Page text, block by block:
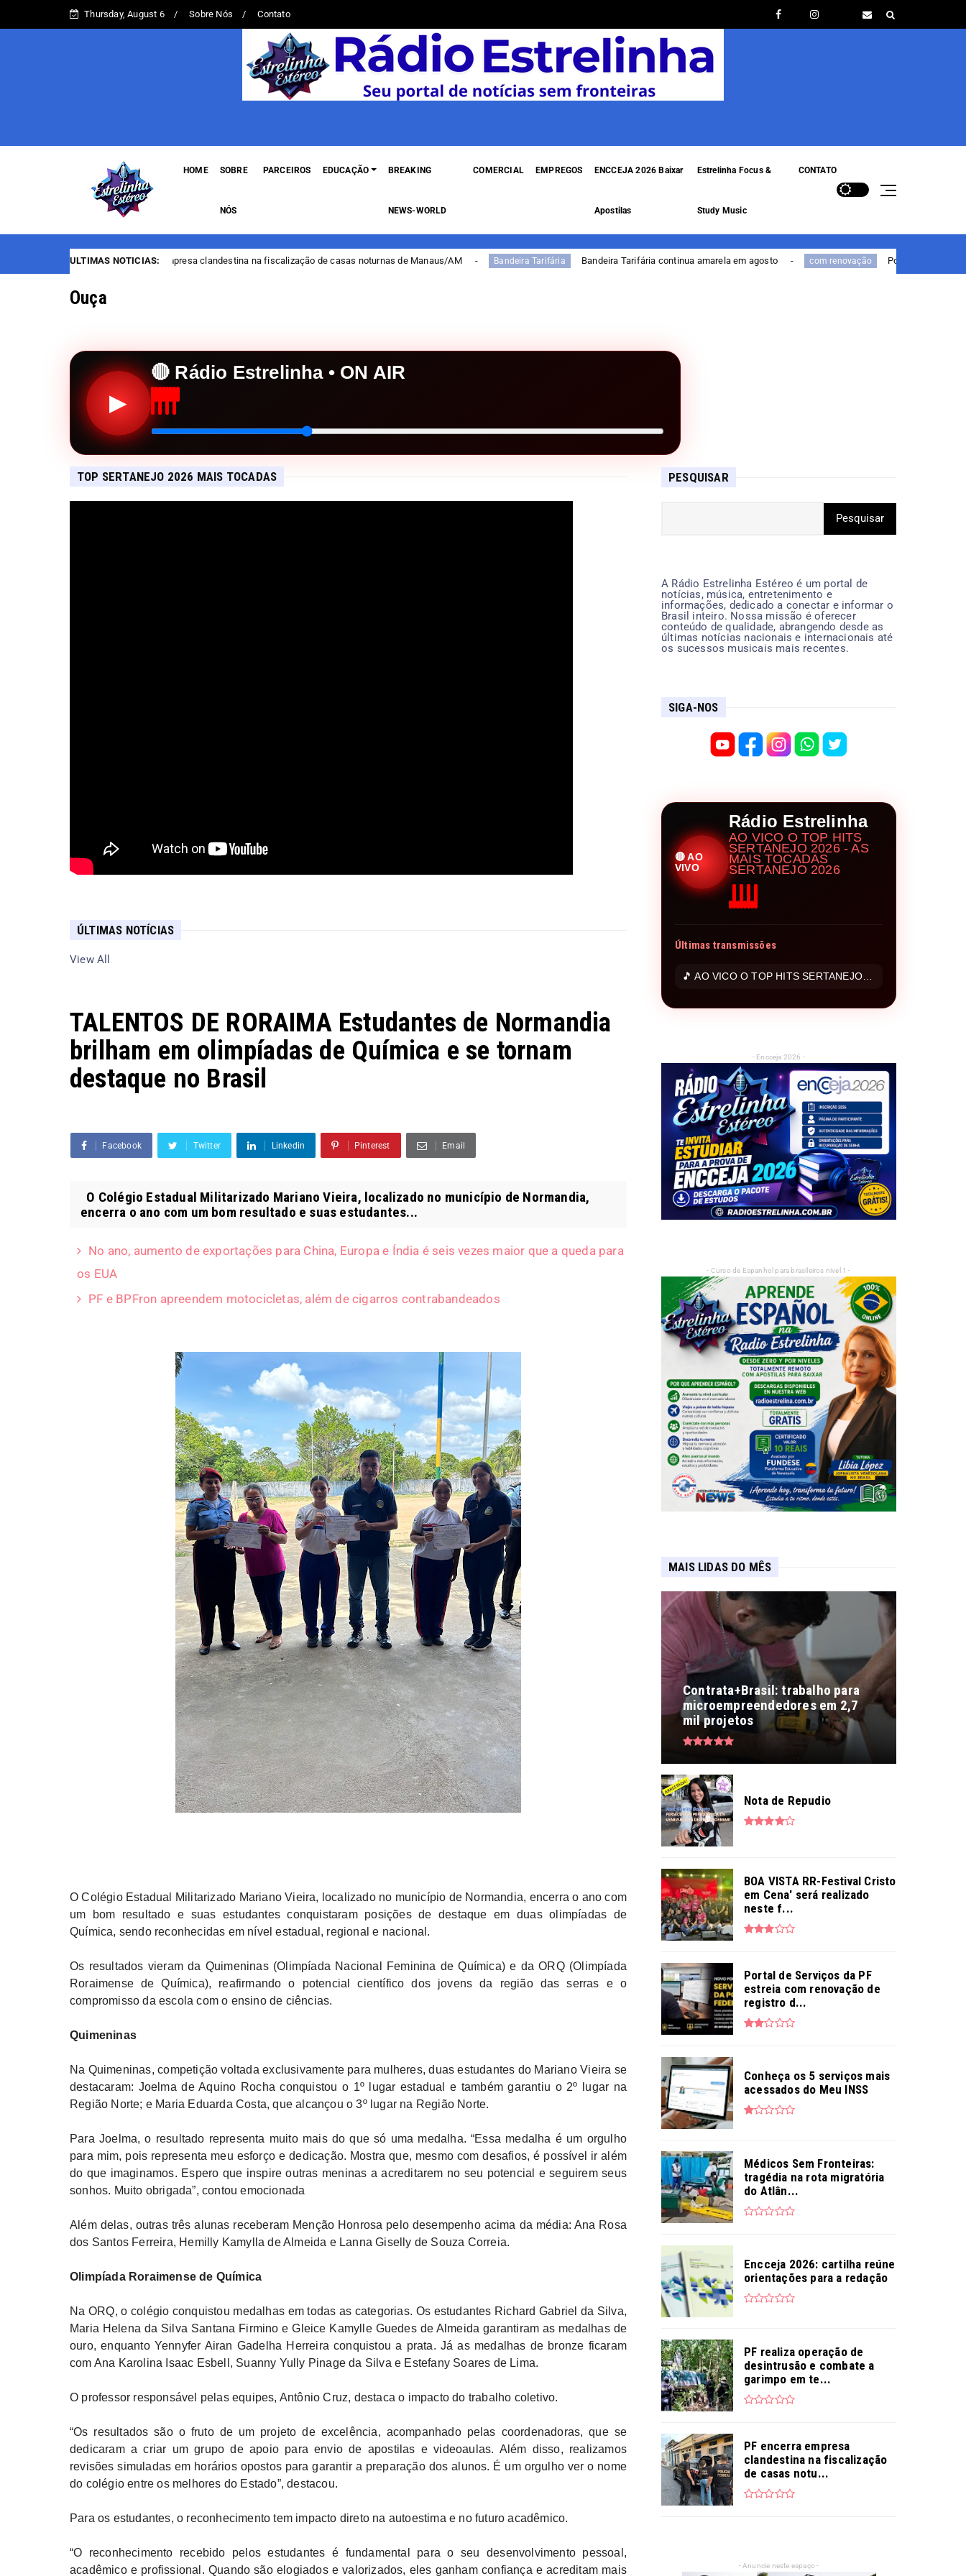
Thursday, August 6 Sobre Nós Contato
HOME SOBRE
NÓS
PARCEIROS EDUCAÇÃO BREAKING
NEWS-WORLD
COMERCIAL EMPREGOS ENCCEJA 2026 Baixar
Apostilas
Estrelinha Focus &
Study Music
CONTATO
ULTIMAS NOTICIAS:
encerra empresa clandestina na fiscalização de casas noturnas de Manaus/AM Bandeira Tarifária Bandeira Tarifária continua amarela em agosto com renovação Portal de Serviços da PF estreia com
Ouça
▶
🔴 Rádio Estrelinha • ON AIR
TOP SERTANEJO 2026 MAIS TOCADAS
ÚLTIMAS NOTÍCIAS
View All
TALENTOS DE RORAIMA Estudantes de Normandia
brilham em olimpíadas de Química e se tornam
destaque no Brasil
Facebook Twitter Linkedin Pinterest Email
O Colégio Estadual Militarizado Mariano Vieira, localizado no município de Normandia,
encerra o ano com um bom resultado e suas estudantes...
No ano, aumento de exportações para China, Europa e Índia é seis vezes maior que a queda para
os EUA
PF e BPFron apreendem motocicletas, além de cigarros contrabandeados
O Colégio Estadual Militarizado Mariano Vieira, localizado no município de Normandia, encerra o ano com
um bom resultado e suas estudantes conquistaram posições de destaque em duas olimpíadas de
Química, sendo reconhecidas em nível estadual, regional e nacional.
Os resultados vieram da Quimeninas (Olimpíada Nacional Feminina de Química) e da ORQ (Olimpíada
Roraimense de Química), reafirmando o potencial científico dos jovens da região das serras e o
compromisso da escola com o ensino de ciências.
Quimeninas
Na Quimeninas, competição voltada exclusivamente para mulheres, duas estudantes do Mariano Vieira se
destacaram: Joelma de Aquino Rocha conquistou o 1º lugar estadual e também garantiu o 2º lugar na
Região Norte; e Maria Eduarda Costa, que alcançou o 3º lugar na Região Norte.
Para Joelma, o resultado representa muito mais do que só uma medalha. “Essa medalha é um orgulho
para mim, pois representa meu esforço e dedicação. Mostra que, mesmo com desafios, é possível ir além
do que imaginamos. Espero que inspire outras meninas a acreditarem no seu potencial e seguirem seus
sonhos. Muito obrigada”, contou emocionada
Além delas, outras três alunas receberam Menção Honrosa pelo desempenho acima da média: Ana Rosa
dos Santos Ferreira, Hemilly Kamylla de Almeida e Lanna Giselly de Souza Correia.
Olimpíada Roraimense de Química
Na ORQ, o colégio conquistou medalhas em todas as categorias. Os estudantes Richard Gabriel da Silva,
Maria Helena da Silva Santana Firmino e Gleice Kamylle Guedes de Almeida garantiram as medalhas de
ouro, enquanto Yennyfer Airan Gadelha Herreira conquistou a prata. Já as medalhas de bronze ficaram
com Ana Karolina Isaac Esbell, Suanny Yully Pinage da Silva e Estefany Soares de Lima.
O professor responsável pelas equipes, Antônio Cruz, destaca o impacto do trabalho coletivo.
“Os resultados são o fruto de um projeto de excelência, acompanhado pelas coordenadoras, que se
dedicaram a criar um grupo de apoio para envio de apostilas e videoaulas. Além disso, realizamos
revisões simuladas em horários opostos para garantir a preparação dos alunos. É um orgulho ver o nome
do colégio entre os melhores do Estado”, destacou.
Para os estudantes, o reconhecimento tem impacto direto na autoestima e no futuro acadêmico.
“O reconhecimento recebido pelos estudantes é fundamental para o seu desenvolvimento pessoal,
acadêmico e profissional. Quando são elogiados e valorizados, eles ganham confiança e acreditam mais
PESQUISAR
A Rádio Estrelinha Estéreo é um portal de
notícias, música, entretenimento e
informações, dedicado a conectar e informar o
Brasil inteiro. Nossa missão é oferecer
conteúdo de qualidade, abrangendo desde as
últimas notícias nacionais e internacionais até
os sucessos musicais mais recentes.
SIGA-NOS
🔴 AO
VIVO
Rádio Estrelinha
AO VICO O TOP HITS
SERTANEJO 2026 - AS
MAIS TOCADAS
SERTANEJO 2026
Últimas transmissões
- Encceja 2026 -
- Curso de Espanhol para brasileiros nivel 1 -
MAIS LIDAS DO MÊS
Contrata+Brasil: trabalho para
microempreendedores em 2,7
mil projetos
Nota de Repudio
BOA VISTA RR-Festival Cristo
em Cena' será realizado
neste f...
Portal de Serviços da PF
estreia com renovação de
registro d...
Conheça os 5 serviços mais
acessados do Meu INSS
Médicos Sem Fronteiras:
tragédia na rota migratória
do Atlân...
Encceja 2026: cartilha reúne
orientações para a redação
PF realiza operação de
desintrusão e combate a
garimpo em te...
PF encerra empresa
clandestina na fiscalização
de casas notu...
- Anuncie neste espaço -